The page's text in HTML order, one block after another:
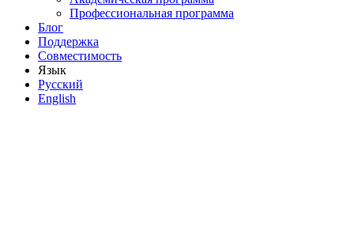
Профессиональная программа
Блог
Поддержка
Совместимость
Язык
Русский
English